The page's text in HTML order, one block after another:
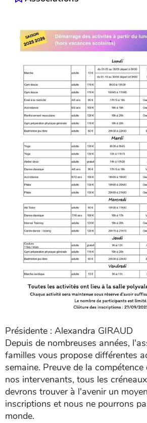
Présidente : Alexandra GIRAUD
Depuis de nombreuses années,
familles vous propose différentes
semaine. Preuve de la
nos intervenants, tous les
devrons trouver à l'avenir un
inscriptions et nous ne pourrons
monde.